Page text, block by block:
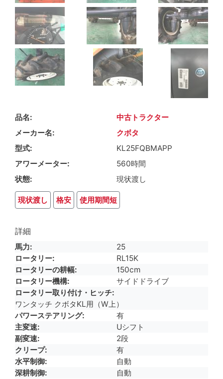
品名
中古トラクター
メーカー名
クボタ
型式
KL25FQBMAPP
アワーメーター
560時間
状態
現状渡し
現状渡し 格安 使用期間短
詳細
馬力
25
ロータリー
RL15K
ロータリーの耕幅
150cm
ロータリー機構
サイドドライブ
ロータリー取り付け・ヒッチ
ワンタッチ クボタKL用（W上）
パワーステアリング
有
主変速
Uシフト
副変速
2段
クリープ
有
水平制御
自動
深耕制御
自動